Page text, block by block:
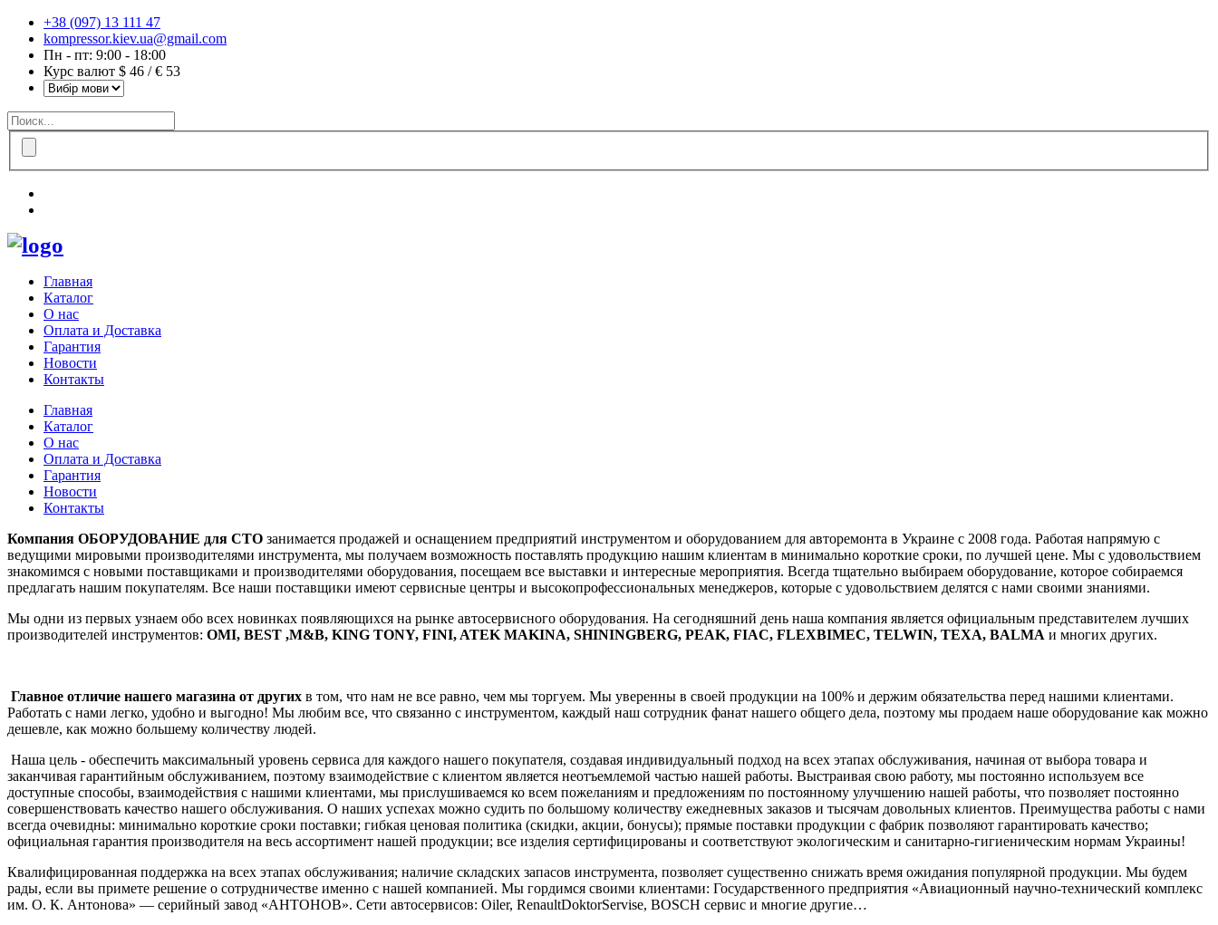
+38 (097) 13 111 47
kompressor.kiev.ua@gmail.com
Пн - пт: 9:00 - 18:00
Курс валют $ 46 / € 53
Главная
Каталог
О нас
Оплата и Доставка
Гарантия
Новости
Контакты
Главная
Каталог
О нас
Оплата и Доставка
Гарантия
Новости
Контакты
Компания ОБОРУДОВАНИЕ для СТО занимается продажей и оснащением предприятий инструментом и оборудованием для авторемонта в Украине с 2008 года. Работая напрямую с
ведущими мировыми производителями инструмента, мы получаем возможность поставлять продукцию нашим клиентам в минимально короткие сроки, по лучшей цене. Мы с удовольствием
знакомимся с новыми поставщиками и производителями оборудования, посещаем все выставки и интересные мероприятия. Всегда тщательно выбираем оборудование, которое собираемся
предлагать нашим покупателям. Все наши поставщики имеют сервисные центры и высокопрофессиональных менеджеров, которые с удовольствием делятся с нами своими знаниями.
Мы одни из первых узнаем обо всех новинках появляющихся на рынке автосервисного оборудования. На сегодняшний день наша компания является официальным представителем лучших
производителей инструментов: ОMI, BEST ,M&B, KING TONY, FINI, ATEK MAKINA, SHININGBERG, PEAK, FIAC, FLEXBIMEC, TELWIN, TEXA, BALMA и многих других.
Главное отличие нашего магазина от других в том, что нам не все равно, чем мы торгуем. Мы уверенны в своей продукции на 100% и держим обязательства перед нашими клиентами.
Работать с нами легко, удобно и выгодно! Мы любим все, что связанно с инструментом, каждый наш сотрудник фанат нашего общего дела, поэтому мы продаем наше оборудование как можно
дешевле, как можно большему количеству людей.
Наша цель - обеспечить максимальный уровень сервиса для каждого нашего покупателя, создавая индивидуальный подход на всех этапах обслуживания, начиная от выбора товара и
заканчивая гарантийным обслуживанием, поэтому взаимодействие с клиентом является неотъемлемой частью нашей работы. Выстраивая свою работу, мы постоянно используем все
доступные способы, взаимодействия с нашими клиентами, мы прислушиваемся ко всем пожеланиям и предложениям по постоянному улучшению нашей работы, что позволяет постоянно
совершенствовать качество нашего обслуживания. О наших успехах можно судить по большому количеству ежедневных заказов и тысячам довольных клиентов. Преимущества работы с нами
всегда очевидны: минимально короткие сроки поставки; гибкая ценовая политика (скидки, акции, бонусы); прямые поставки продукции с фабрик позволяют гарантировать качество;
официальная гарантия производителя на весь ассортимент нашей продукции; все изделия сертифицированы и соответствуют экологическим и санитарно-гигиеническим нормам Украины!
Квалифицированная поддержка на всех этапах обслуживания; наличие складских запасов инструмента, позволяет существенно снижать время ожидания популярной продукции. Мы будем
рады, если вы примете решение о сотрудничестве именно с нашей компанией. Мы гордимся своими клиентами: Государственного предприятия «Авиационный научно-технический комплекс
им. О. К. Антонова» — серийный завод «АНТОНОВ». Сети автосервисов: Oiler, RenaultDoktorServise, BOSCH сервис и многие другие…